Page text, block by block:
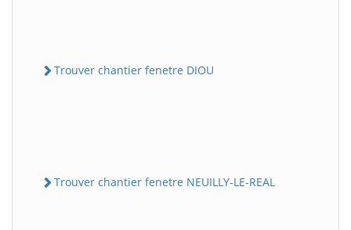
Trouver chantier fenetre DIOU
Trouver chantier fenetre NEUILLY-LE-REAL